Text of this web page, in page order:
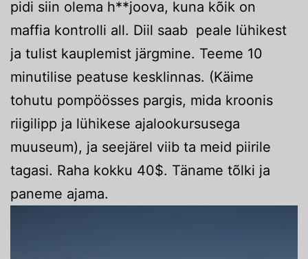
pidi siin olema h**joova, kuna kõik on
maffia kontrolli all. Diil saab peale lühikest
ja tulist kauplemist järgmine. Teeme 10
minutilise peatuse kesklinnas. (Käime
tohutu pompöösses pargis, mida kroonis
riigilipp ja lühikese ajalookursusega
muuseum), ja seejärel viib ta meid piirile
tagasi. Raha kokku 40$. Täname tõlki ja
paneme ajama.